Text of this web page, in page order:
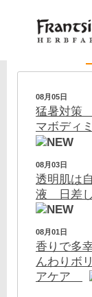
08月05日
猛暑対策
マボディ
08月03日
透明肌は
液 日差し
08月01日
香りで多
んわりボ
アケア